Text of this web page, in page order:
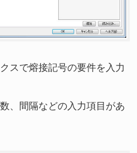
スで熔接記号の要件を入力
、間隔などの入力項目があ